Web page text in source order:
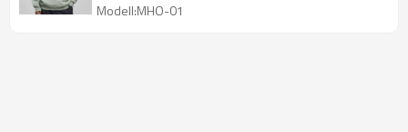
Modell:MHO-01